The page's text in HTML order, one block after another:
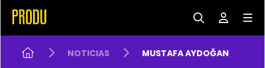
NOTICIAS MUSTAFA AYDOĞAN